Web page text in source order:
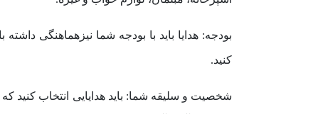
بودجه: هدایا باید با بودجه شما نیزهماهنگی
کنید.
شخصیت و سلیقه شما: باید هدایایی انتخاب کنید